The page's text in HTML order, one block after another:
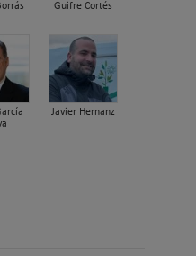
Guifre Cortés
Javier Hernanz